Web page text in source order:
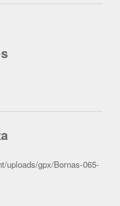
uploads/gpx/Bornas-065-